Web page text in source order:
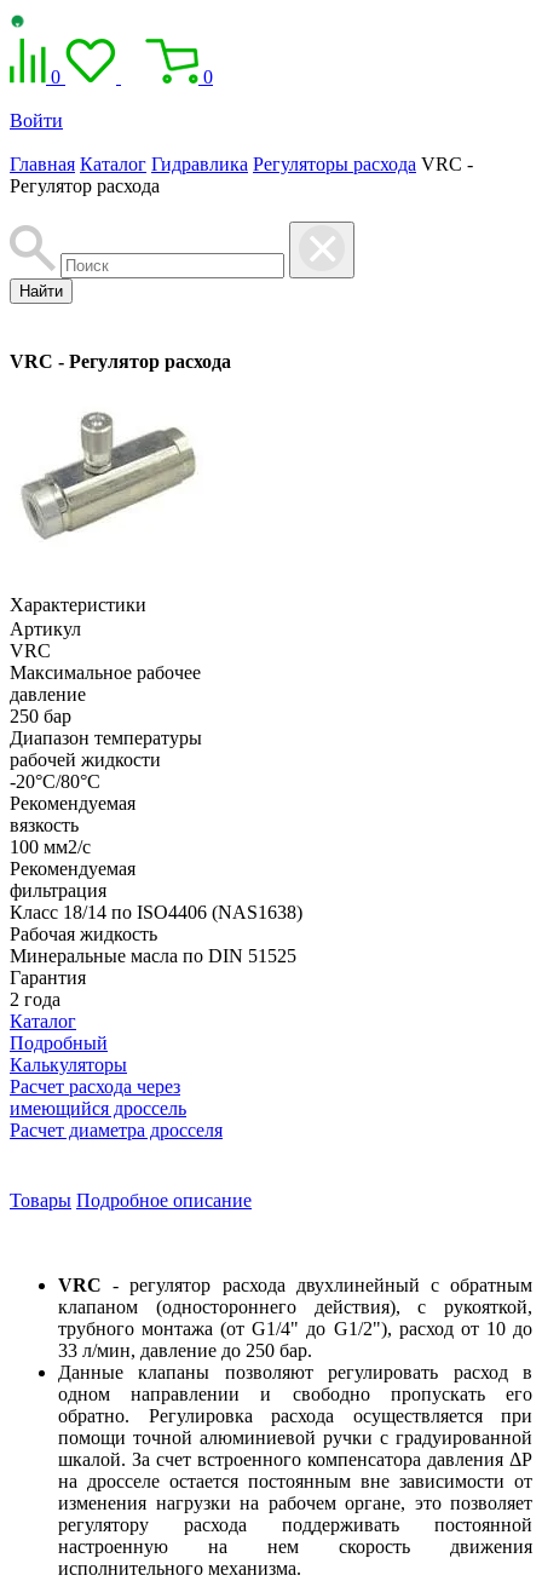
0 0
Войти
Главная Каталог Гидравлика Регуляторы расхода VRC -
Регулятор расхода
Найти
VRC - Регулятор расхода
Характеристики
Артикул
VRC
Максимальное рабочее
давление
250 бар
Диапазон температуры
рабочей жидкости
-20°C/80°C
Рекомендуемая
вязкость
100 мм2/c
Рекомендуемая
фильтрация
Класс 18/14 по ISO4406 (NAS1638)
Рабочая жидкость
Минеральные масла по DIN 51525
Гарантия
2 года
Каталог
Подробный
Калькуляторы
Расчет расхода через
имеющийся дроссель
Расчет диаметра дросселя
Товары Подробное описание
VRC- регулятор расхода двухлинейный с обратным
клапаном (одностороннего действия), с рукояткой,
трубного монтажа (от G1/4" до G1/2"), расход от 10 до
33 л/мин, давление до 250 бар.
Данные клапаны позволяют регулировать расход в
одном направлении и свободно пропускать его
обратно. Регулировка расхода осуществляется при
помощи точной алюминиевой ручки с градуированной
шкалой. За счет встроенного компенсатора давления ΔР
на дросселе остается постоянным вне зависимости от
изменения нагрузки на рабочем органе, это позволяет
регулятору расхода поддерживать постоянной
настроенную на нем скорость движения
исполнительного механизма.